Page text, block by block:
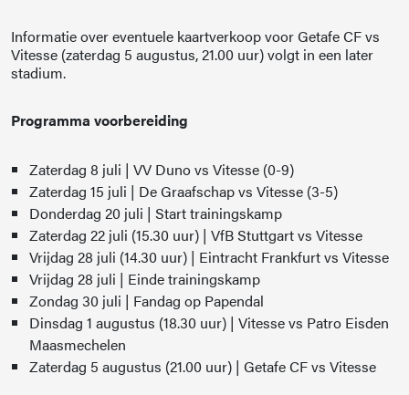
Informatie over eventuele kaartverkoop voor Getafe CF vs
Vitesse (zaterdag 5 augustus, 21.00 uur) volgt in een later
stadium.
Programma voorbereiding
Zaterdag 8 juli | VV Duno vs Vitesse (0-9)
Zaterdag 15 juli | De Graafschap vs Vitesse (3-5)
Donderdag 20 juli | Start trainingskamp
Zaterdag 22 juli (15.30 uur) | VfB Stuttgart vs Vitesse
Vrijdag 28 juli (14.30 uur) | Eintracht Frankfurt vs Vitesse
Vrijdag 28 juli | Einde trainingskamp
Zondag 30 juli | Fandag op Papendal
Dinsdag 1 augustus (18.30 uur) | Vitesse vs Patro Eisden
Maasmechelen
Zaterdag 5 augustus (21.00 uur) | Getafe CF vs Vitesse